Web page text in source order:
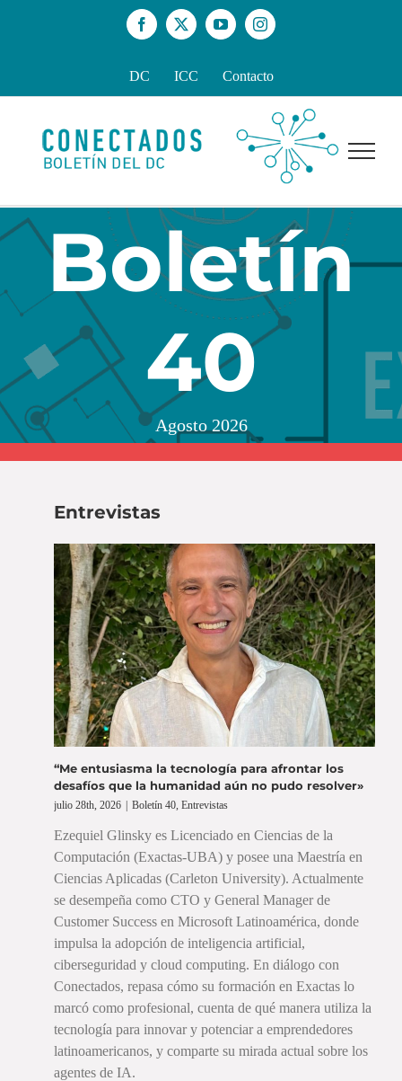
Facebook
X YouTubeInstagram
DC ICC Contacto
Boletín
40
Agosto 2026
Entrevistas
“Me entusiasma la tecnología para afrontar los
desafíos que la humanidad aún no pudo resolver»
julio 28th, 2026 | Boletín 40 Entrevistas
Ezequiel Glinsky es Licenciado en Ciencias de la
Computación (Exactas-UBA) y posee una Maestría en
Ciencias Aplicadas (Carleton University). Actualmente
se desempeña como CTO y General Manager de
Customer Success en Microsoft Latinoamérica, donde
impulsa la adopción de inteligencia artificial,
ciberseguridad y cloud computing. En diálogo con
Conectados, repasa cómo su formación en Exactas lo
marcó como profesional, cuenta de qué manera utiliza la
tecnología para innovar y potenciar a emprendedores
latinoamericanos, y comparte su mirada actual sobre los
agentes de IA.